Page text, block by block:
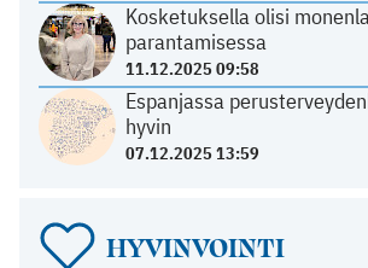
Kosketuksella olisi
parantamisessa
11.12.2025 09:58
Espanjassa
hyvin
07.12.2025 13:59
HYVINVOINTI